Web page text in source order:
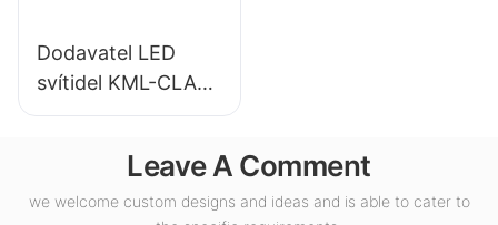
Dodavatel LED
svítidel KML-CLA
100W pro vnitřní
čerpací stanice a
podchody.
Leave A Comment
we welcome custom designs and ideas and is able to cater to